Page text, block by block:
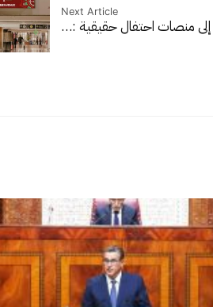
Next Article
منصات احتفال حقيقية :…